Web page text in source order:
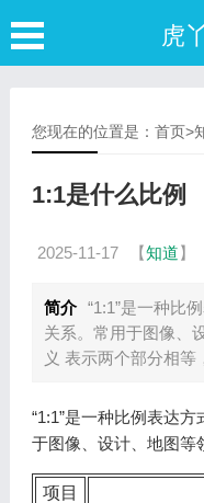
虎
您现在的位置是： 首页>
1:1是什么比例
2025-11-17 【知道】
简介 “1:1”是一种比
关系。常用于图像、
义 表示两个部分相等
“1:1”是一种比例表达
于图像、设计、地图等
项目